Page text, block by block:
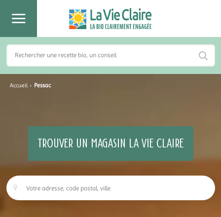
Accueil › Pessac
TROUVER UN MAGASIN LA VIE CLAIRE